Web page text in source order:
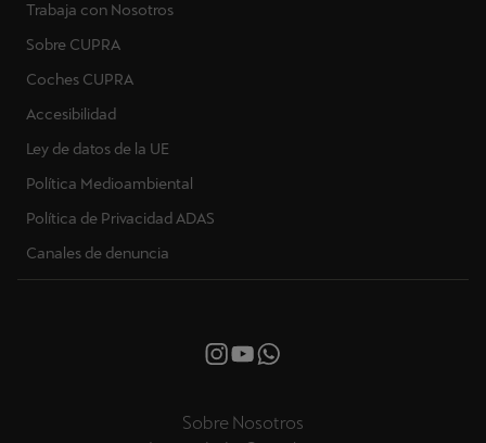
Carga pública
Park & Pay
Remote Park Assist
Profiles & Timers
Charging Map
Trabaja con Nosotros
Sobre CUPRA
Coches CUPRA
Accesibilidad
Ley de datos de la UE
Política Medioambiental
Política de Privacidad ADAS
Canales de denuncia
Sobre Nosotros